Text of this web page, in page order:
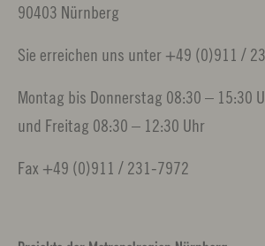
90403 Nürnberg
Sie erreichen uns unter +49 (0)911 /
Montag bis Donnerstag 08:30 – 15:30
und Freitag 08:30 – 12:30 Uhr
Fax +49 (0)911 / 231-7972